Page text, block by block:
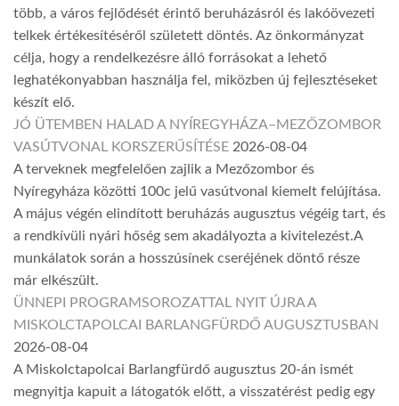
több, a város fejlődését érintő beruházásról és lakóövezeti
telkek értékesítéséről született döntés. Az önkormányzat
célja, hogy a rendelkezésre álló forrásokat a lehető
leghatékonyabban használja fel, miközben új fejlesztéseket
készít elő.
JÓ ÜTEMBEN HALAD A NYÍREGYHÁZA–MEZŐZOMBOR
VASÚTVONAL KORSZERŰSÍTÉSE 2026-08-04
A terveknek megfelelően zajlik a Mezőzombor és
Nyíregyháza közötti 100c jelű vasútvonal kiemelt felújítása.
A május végén elindított beruházás augusztus végéig tart, és
a rendkívüli nyári hőség sem akadályozta a kivitelezést.A
munkálatok során a hosszúsínek cseréjének döntő része
már elkészült.
ÜNNEPI PROGRAMSOROZATTAL NYIT ÚJRA A
MISKOLCTAPOLCAI BARLANGFÜRDŐ AUGUSZTUSBAN
2026-08-04
A Miskolctapolcai Barlangfürdő augusztus 20-án ismét
megnyitja kapuit a látogatók előtt, a visszatérést pedig egy